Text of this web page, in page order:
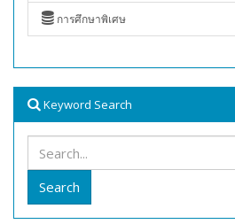
การศึกษาพิเศษ
Keyword Search
Search